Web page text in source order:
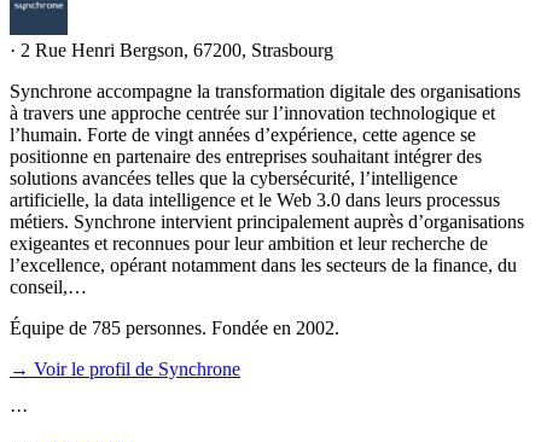
· 2 Rue Henri Bergson, 67200, Strasbourg
Synchrone accompagne la transformation digitale des organisations
à travers une approche centrée sur l’innovation technologique et
l’humain. Forte de vingt années d’expérience, cette agence se
positionne en partenaire des entreprises souhaitant intégrer des
solutions avancées telles que la cybersécurité, l’intelligence
artificielle, la data intelligence et le Web 3.0 dans leurs processus
métiers. Synchrone intervient principalement auprès d’organisations
exigeantes et reconnues pour leur ambition et leur recherche de
l’excellence, opérant notamment dans les secteurs de la finance, du
conseil,…
Équipe de 785 personnes. Fondée en 2002.
→ Voir le profil de Synchrone
···